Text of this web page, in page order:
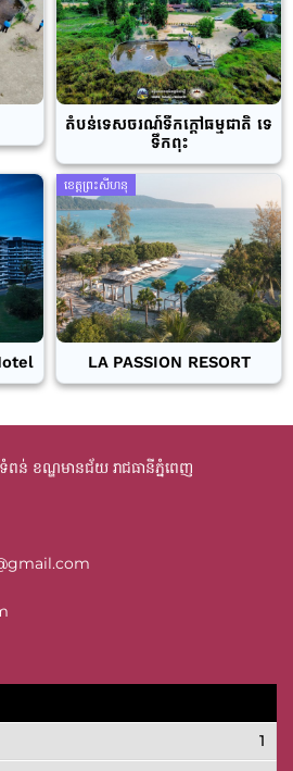
តំបន់ទេសចរណ៍ទឹកក្តៅធម្មជាតិ ទេ
ទឹកពុះ
ខេត្តព្រះសីហនុ
LA PASSION RESORT
ពន់ ខណ្ឌមានជ័យ រាជធានីភ្នំពេញ
1